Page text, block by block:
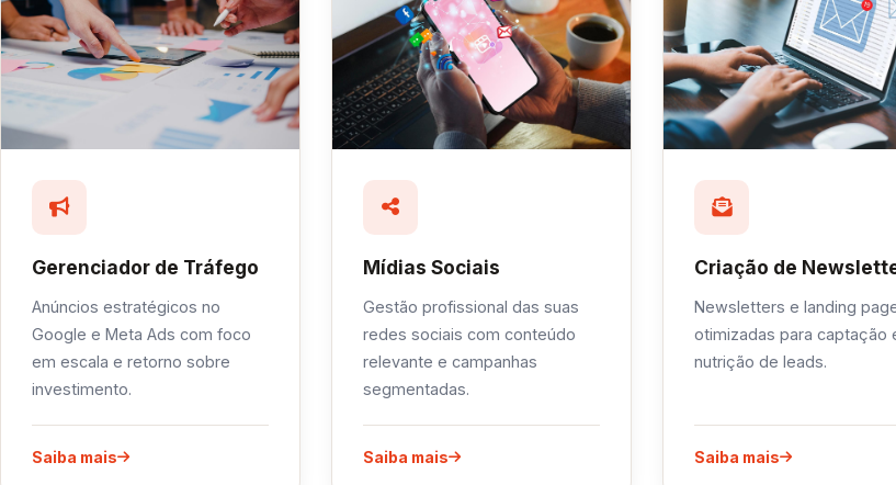
Gerenciador de Tráfego
Anúncios estratégicos no
Google e Meta Ads com foco
em escala e retorno sobre
investimento.
Saiba mais
Mídias Sociais
Gestão profissional das suas
redes sociais com conteúdo
relevante e campanhas
segmentadas.
Saiba mais
Criação de
Newsletters e landing
otimizadas para captação
nutrição de leads.
Saiba mais